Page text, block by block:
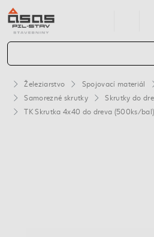
Železiarstvo Spojovací materiál
Samorezné skrutky
Skrutky do
TK Skrutka 4x40 do dreva (500ks/bal)